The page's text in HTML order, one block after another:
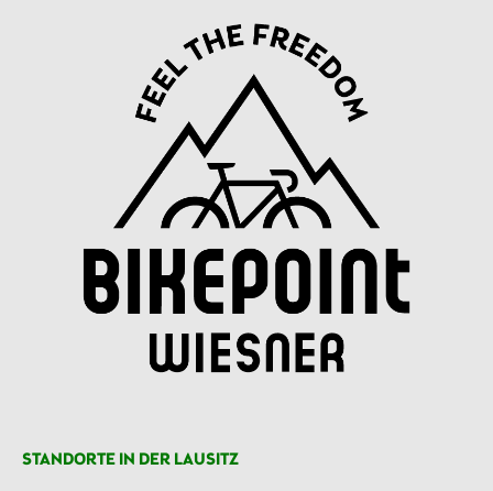
STANDORTE IN DER LAUSITZ